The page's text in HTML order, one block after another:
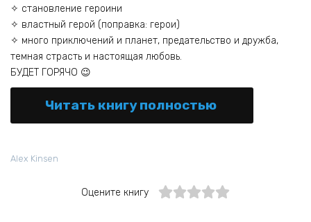
✧ становление героини
✧ властный герой (поправка: герои)
✧ много приключений и планет, предательство и дружба,
темная страсть и настоящая любовь.
БУДЕТ ГОРЯЧО 😉
Читать книгу полностью
Alex Kinsen
Оцените книгу